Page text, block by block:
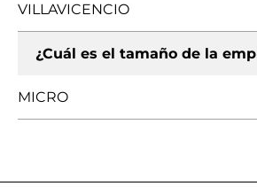
VILLAVICENCIO
¿Cuál es el tamaño de la
MICRO